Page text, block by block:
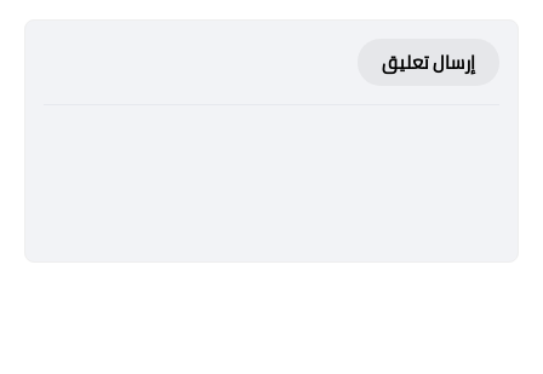
إرسال تعليق